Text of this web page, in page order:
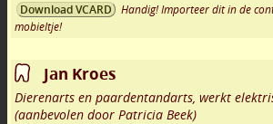
Download VCARD
Handig! Importeer dit in de
mobieltje!
Jan Kroes
Dierenarts en paardentandarts, werkt
(aanbevolen door Patricia Beek)